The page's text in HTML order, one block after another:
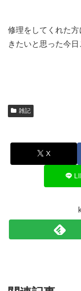
修理をしてくれた
きたいと思った今
雑記
X